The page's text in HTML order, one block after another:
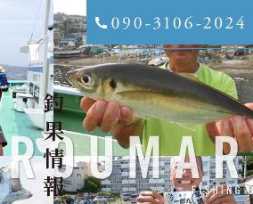
釣果情報